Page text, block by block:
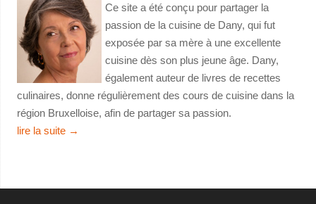
Ce site a été conçu pour partager la
passion de la cuisine de Dany, qui fut
exposée par sa mère à une excellente
cuisine dès son plus jeune âge. Dany,
également auteur de livres de recettes
culinaires, donne régulièrement des cours de cuisine dans la
région Bruxelloise, afin de partager sa passion.
lire la suite →